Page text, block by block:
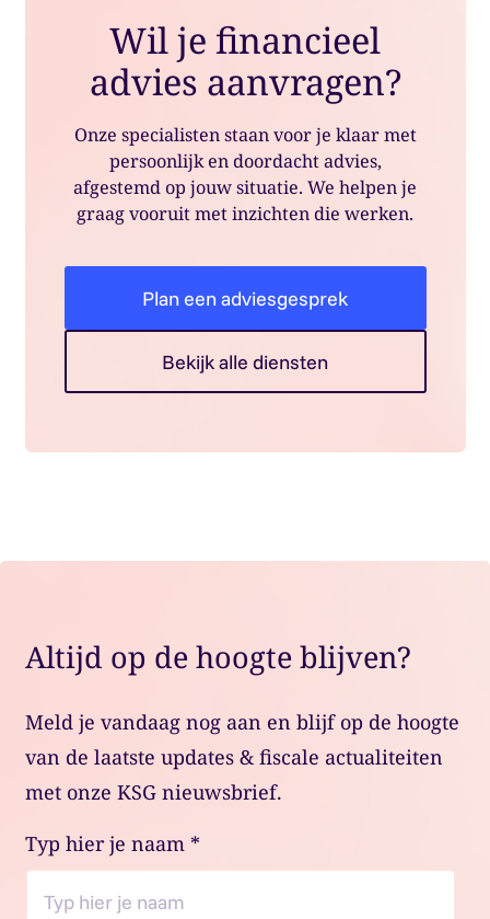
Wil je financieel
advies aanvragen?
Onze specialisten staan voor je klaar met
persoonlijk en doordacht advies,
afgestemd op jouw situatie. We helpen je
graag vooruit met inzichten die werken.
Plan een adviesgesprek
Bekijk alle diensten
Altijd op de hoogte blijven?
Meld je vandaag nog aan en blijf op de hoogte
van de laatste updates & fiscale actualiteiten
met onze KSG nieuwsbrief.
Typ hier je naam *